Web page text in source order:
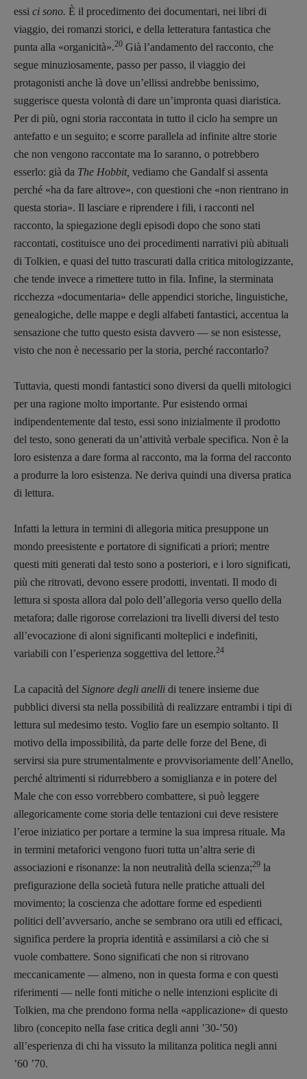
Copyright © 2018 – 2023 Pulp Magazine –
Associazione Pulp Magazine – registrazione
Tribunale Milano n° 5864/2023 – cod. fis.
97943720157 –
essi ci sono. È il procedimento dei documentari, nei libri di
viaggio, dei romanzi storici, e della letteratura fantastica che
punta alla «organicità».20 Già l’andamento del racconto, che
segue minuziosamente, passo per passo, il viaggio dei
protagonisti anche là dove un’ellissi andrebbe benissimo,
suggerisce questa volontà di dare un’impronta quasi diaristica.
Per di più, ogni storia raccontata in tutto il ciclo ha sempre un
antefatto e un seguito; e scorre parallela ad infinite altre storie
che non vengono raccontate ma Io saranno, o potrebbero
esserlo: già da The Hobbit, vediamo che Gandalf si assenta
perché «ha da fare altrove», con questioni che «non rientrano in
questa storia». Il lasciare e riprendere i fili, i racconti nel
racconto, la spiegazione degli episodi dopo che sono stati
raccontati, costituisce uno dei procedimenti narrativi più abituali
di Tolkien, e quasi del tutto trascurati dalla critica mitologizzante,
che tende invece a rimettere tutto in fila. Infine, la sterminata
ricchezza «documentaria» delle appendici storiche, linguistiche,
genealogiche, delle mappe e degli alfabeti fantastici, accentua la
sensazione che tutto questo esista davvero — se non esistesse,
visto che non è necessario per la storia, perché raccontarlo?
Tuttavia, questi mondi fantastici sono diversi da quelli mitologici
per una ragione molto importante. Pur esistendo ormai
indipendentemente dal testo, essi sono inizialmente il prodotto
del testo, sono generati da un’attività verbale specifica. Non è la
loro esistenza a dare forma al racconto, ma la forma del racconto
a produrre la loro esistenza. Ne deriva quindi una diversa pratica
di lettura.
Infatti la lettura in termini di allegoria mitica presuppone un
mondo preesistente e portatore di significati a priori; mentre
questi miti generati dal testo sono a posteriori, e i loro significati,
più che ritrovati, devono essere prodotti, inventati. Il modo di
lettura si sposta allora dal polo dell’allegoria verso quello della
metafora; dalle rigorose correlazioni tra livelli diversi del testo
all’evocazione di aloni significanti molteplici e indefiniti,
variabili con l’esperienza soggettiva del lettore.24
La capacità del Signore degli anelli di tenere insieme due
pubblici diversi sta nella possibilità di realizzare entrambi i tipi di
lettura sul medesimo testo. Voglio fare un esempio soltanto. Il
motivo della impossibilità, da parte delle forze del Bene, di
servirsi sia pure strumentalmente e provvisoriamente dell’Anello,
perché altrimenti si ridurrebbero a somiglianza e in potere del
Male che con esso vorrebbero combattere, si può leggere
allegoricamente come storia delle tentazioni cui deve resistere
l’eroe iniziatico per portare a termine la sua impresa rituale. Ma
in termini metaforici vengono fuori tutta un’altra serie di
associazioni e risonanze: la non neutralità della scienza;29 la
prefigurazione della società futura nelle pratiche attuali del
movimento; la coscienza che adottare forme ed espedienti
politici dell’avversario, anche se sembrano ora utili ed efficaci,
significa perdere la propria identità e assimilarsi a ciò che si
vuole combattere. Sono significati che non si ritrovano
meccanicamente — almeno, non in questa forma e con questi
riferimenti — nelle fonti mitiche o nelle intenzioni esplicite di
Tolkien, ma che prendono forma nella «applicazione» di questo
libro (concepito nella fase critica degli anni ’30-’50)
all’esperienza di chi ha vissuto la militanza politica negli anni
’60 ’70.